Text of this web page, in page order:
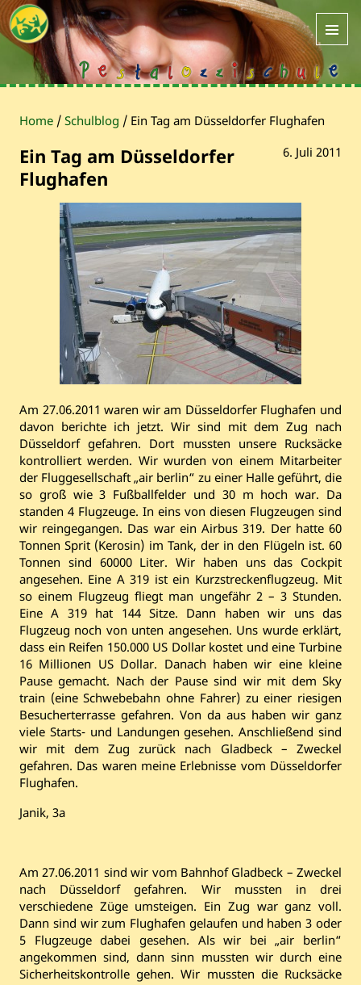
Home / Schulblog / Ein Tag am Düsseldorfer Flughafen
6. Juli 2011
Ein Tag am Düsseldorfer
Flughafen
Am 27.06.2011 waren wir am Düsseldorfer Flughafen und
davon berichte ich jetzt. Wir sind mit dem Zug nach
Düsseldorf gefahren. Dort mussten unsere Rucksäcke
kontrolliert werden. Wir wurden von einem Mitarbeiter
der Fluggesellschaft „air berlin“ zu einer Halle geführt, die
so groß wie 3 Fußballfelder und 30 m hoch war. Da
standen 4 Flugzeuge. In eins von diesen Flugzeugen sind
wir reingegangen. Das war ein Airbus 319. Der hatte 60
Tonnen Sprit (Kerosin) im Tank, der in den Flügeln ist. 60
Tonnen sind 60000 Liter. Wir haben uns das Cockpit
angesehen. Eine A 319 ist ein Kurzstreckenflugzeug. Mit
so einem Flugzeug fliegt man ungefähr 2 – 3 Stunden.
Eine A 319 hat 144 Sitze. Dann haben wir uns das
Flugzeug noch von unten angesehen. Uns wurde erklärt,
dass ein Reifen 150.000 US Dollar kostet und eine Turbine
16 Millionen US Dollar. Danach haben wir eine kleine
Pause gemacht. Nach der Pause sind wir mit dem Sky
train (eine Schwebebahn ohne Fahrer) zu einer riesigen
Besucherterrasse gefahren. Von da aus haben wir ganz
viele Starts- und Landungen gesehen. Anschließend sind
wir mit dem Zug zurück nach Gladbeck – Zweckel
gefahren. Das waren meine Erlebnisse vom Düsseldorfer
Flughafen.
Janik, 3a
Am 27.06.2011 sind wir vom Bahnhof Gladbeck – Zweckel
nach Düsseldorf gefahren. Wir mussten in drei
verschiedene Züge umsteigen. Ein Zug war ganz voll.
Dann sind wir zum Flughafen gelaufen und haben 3 oder
5 Flugzeuge dabei gesehen. Als wir bei „air berlin“
angekommen sind, dann sinn mussten wir durch eine
Sicherheitskontrolle gehen. Wir mussten die Rucksäcke